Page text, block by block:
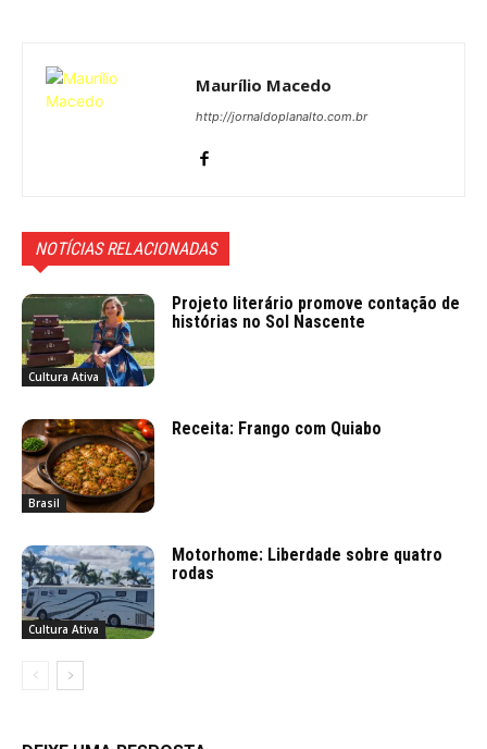
Maurílio Macedo
http://jornaldoplanalto.com.br
NOTÍCIAS RELACIONADAS
Cultura Ativa
Projeto literário promove contação de
histórias no Sol Nascente
Brasil
Receita: Frango com Quiabo
Cultura Ativa
Motorhome: Liberdade sobre quatro
rodas